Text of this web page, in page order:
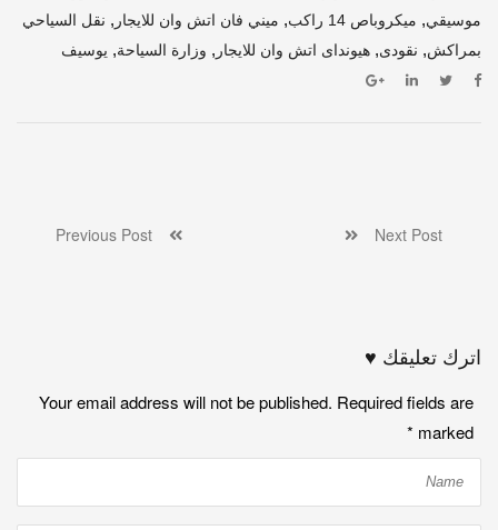
موسيقي, ميكروباص 14 راكب , ميني فان اتش وان للايجار , نقل السياحي
بمراكش, نقودى, هيونداى اتش وان للايجار , وزارة السياحة, يوسيف
Next Post
اترك تعليقك ♥
Your email address will not be published. Required fields are
marked
*